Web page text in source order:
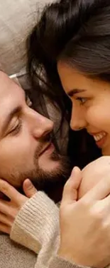
पिछला
प्रेम
और
सेक्स